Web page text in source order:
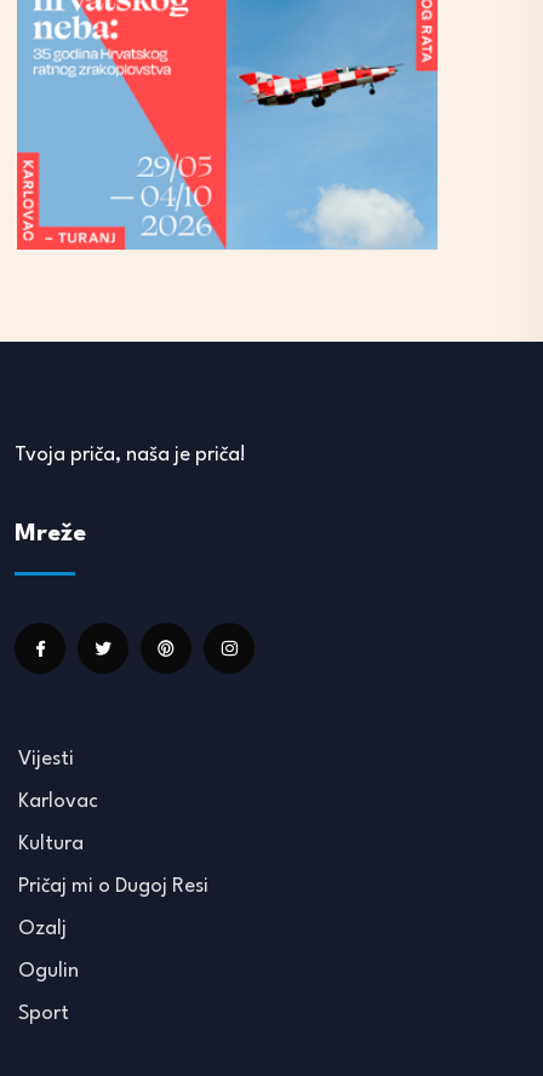
Tvoja priča, naša je priča!
Mreže
Vijesti
Karlovac
Kultura
Pričaj mi o Dugoj Resi
Ozalj
Ogulin
Sport